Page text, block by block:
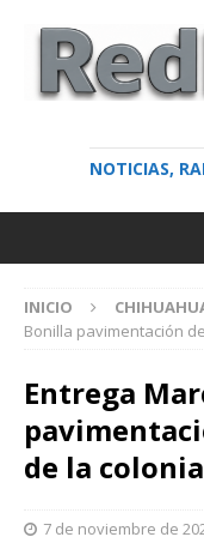
NOTICIAS,
INICIO
Bonilla pavimentación
Entrega
de la
7 de noviembre de